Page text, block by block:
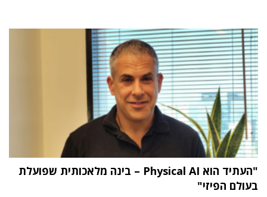
"העתיד הוא Physical AI – בינה מלאכותית שפועלת
בעולם הפיזי"